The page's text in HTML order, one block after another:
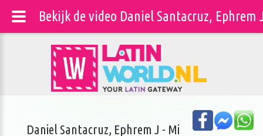
Daniel Santacruz, Ephrem J - Mi
Bekijk de video Daniel Santacruz,